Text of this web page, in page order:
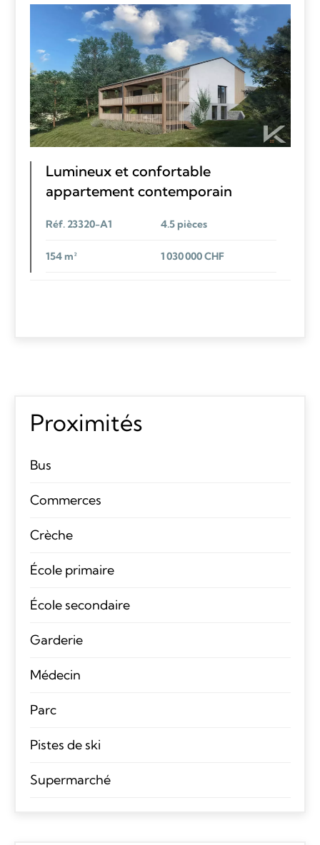
Lumineux et confortable
appartement contemporain
Réf. 23320-A1 4.5 pièces
154 m² 1 030 000 CHF
Proximités
Bus
Commerces
Crèche
École primaire
École secondaire
Garderie
Médecin
Parc
Pistes de ski
Supermarché